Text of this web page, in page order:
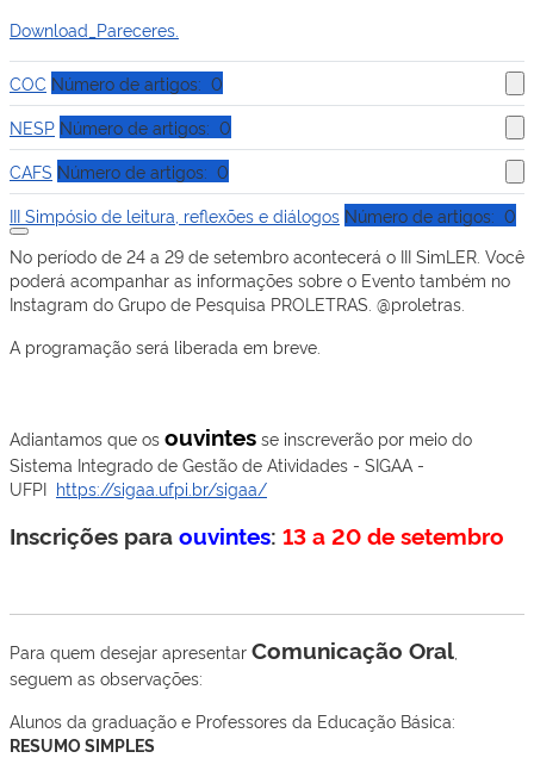
Download_Pareceres.
COC Número de artigos: 0
NESP Número de artigos: 0
CAFS Número de artigos: 0
III Simpósio de leitura, reflexões e diálogos Número de artigos: 0
No período de 24 a 29 de setembro acontecerá o III SimLER. Você
poderá acompanhar as informações sobre o Evento também no
Instagram do Grupo de Pesquisa PROLETRAS. @proletras.
A programação será liberada em breve.
Adiantamos que os ouvintes se inscreverão por meio do
Sistema Integrado de Gestão de Atividades - SIGAA -
UFPI https://sigaa.ufpi.br/sigaa/
Inscrições paraouvintes: 13 a 20 de setembro
Para quem desejar apresentar Comunicação Oral
seguem as observações:
Alunos da graduação e Professores da Educação Básica:
RESUMO SIMPLES